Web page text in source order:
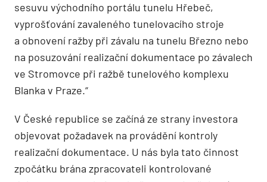
sesuvu východního portálu tunelu Hřebeč,
vyprošťování zavaleného tunelovacího stroje
a obnovení ražby při závalu na tunelu Březno nebo
na posuzování realizační dokumentace po závalech
ve Stromovce při ražbě tunelového komplexu
Blanka v Praze.“
V České republice se začíná ze strany investora
objevovat požadavek na provádění kontroly
realizační dokumentace. U nás byla tato činnost
zpočátku brána zpracovateli kontrolované